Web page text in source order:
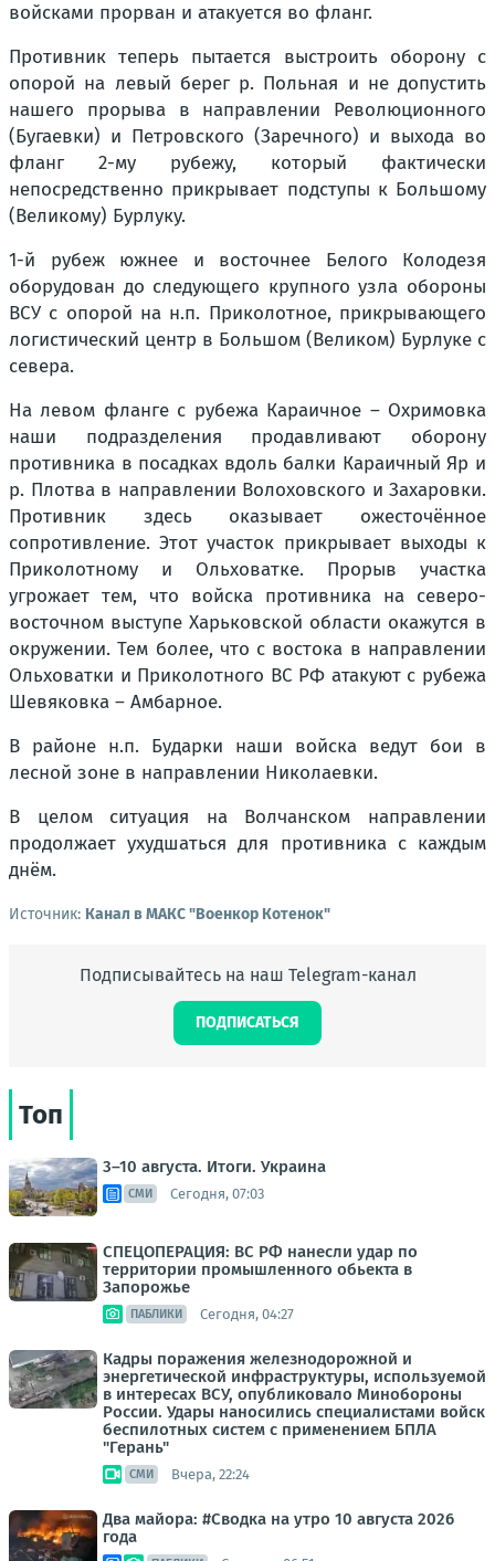
войсками прорван и атакуется во фланг.
Противник теперь пытается выстроить оборону с
опорой на левый берег р. Польная и не допустить
нашего прорыва в направлении Революционного
(Бугаевки) и Петровского (Заречного) и выхода во
фланг 2-му рубежу, который фактически
непосредственно прикрывает подступы к Большому
(Великому) Бурлуку.
1-й рубеж южнее и восточнее Белого Колодезя
оборудован до следующего крупного узла обороны
ВСУ с опорой на н.п. Приколотное, прикрывающего
логистический центр в Большом (Великом) Бурлуке с
севера.
На левом фланге с рубежа Караичное – Охримовка
наши подразделения продавливают оборону
противника в посадках вдоль балки Караичный Яр и
р. Плотва в направлении Волоховского и Захаровки.
Противник здесь оказывает ожесточённое
сопротивление. Этот участок прикрывает выходы к
Приколотному и Ольховатке. Прорыв участка
угрожает тем, что войска противника на северо-
восточном выступе Харьковской области окажутся в
окружении. Тем более, что с востока в направлении
Ольховатки и Приколотного ВС РФ атакуют с рубежа
Шевяковка – Амбарное.
В районе н.п. Бударки наши войска ведут бои в
лесной зоне в направлении Николаевки.
В целом ситуация на Волчанском направлении
продолжает ухудшаться для противника с каждым
днём.
Источник: Канал в МАКС "Военкор Котенок"
Подписывайтесь на наш Telegram-канал
ПОДПИСАТЬСЯ
Топ
3–10 августа. Итоги. Украина
СМИ Сегодня, 07:03
СПЕЦОПЕРАЦИЯ: ВС РФ нанесли удар по
территории промышленного обьекта в
Запорожье
ПАБЛИКИ Сегодня, 04:27
Кадры поражения железнодорожной и
энергетической инфраструктуры, используемой
в интересах ВСУ, опубликовало Минобороны
России. Удары наносились специалистами войск
беспилотных систем с применением БПЛА
"Герань"
СМИ Вчера, 22:24
Два майора: #Сводка на утро 10 августа 2026
года